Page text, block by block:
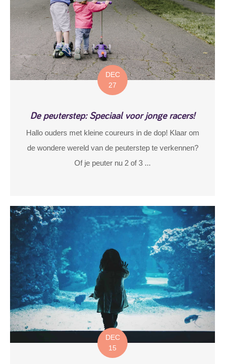
DEC
27
De peuterstep: Speciaal voor jonge racers!
Hallo ouders met kleine coureurs in de dop! Klaar om
de wondere wereld van de peuterstep te verkennen?
Of je peuter nu 2 of 3 ...
DEC
15